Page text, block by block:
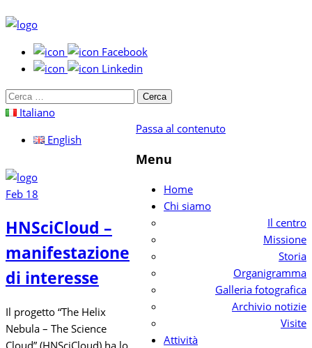
Facebook
Linkedin
Cerca
per:Italiano
English
Passa al contenuto
Menu
Home
Chi siamo
Il centro
Missione
Storia
Organigramma
Galleria fotografica
Archivio notizie
Visite
Attività
Feb 18
HNSciCloud –
manifestazione
di interesse
Il progetto “The Helix
Nebula – The Science